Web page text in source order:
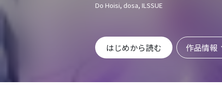
Do Hoisi, dosa, ILSSUE
はじめから読む 作品情報